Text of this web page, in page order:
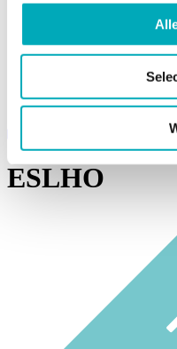
Team
Werken bij
Referenties
Download de
Contact
ESLHO